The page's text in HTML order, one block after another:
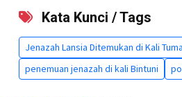
Kata Kunci / Tags
Jenazah Lansia Ditemukan di Kali
penemuan jenazah di kali Bintuni